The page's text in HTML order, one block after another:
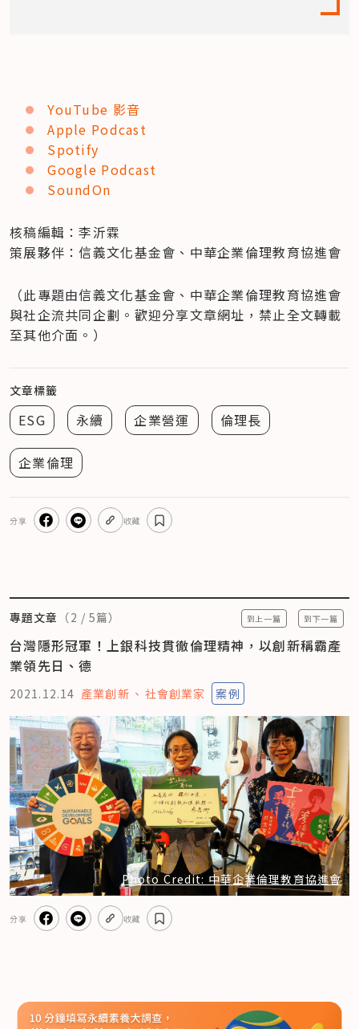
YouTube 影音
Apple Podcast
Spotify
Google Podcast
SoundOn
核稿編輯：李沂霖
策展夥伴：信義文化基金會、中華企業倫理教育協進會
（此專題由信義文化基金會、中華企業倫理教育協進會
與社企流共同企劃。歡迎分享文章網址，禁止全文轉載
至其他介面。）
文章標籤
ESG 永續 企業營運 倫理長
企業倫理
分享 收藏
專題文章 （2 /5篇） 到上一篇 到下一篇
台灣隱形冠軍！上銀科技貫徹倫理精神，以創新稱霸產
業領先日、德
2021.12.14 產業創新 社會創業家 案例
Photo Credit: 中華企業倫理教育協進會
分享 收藏